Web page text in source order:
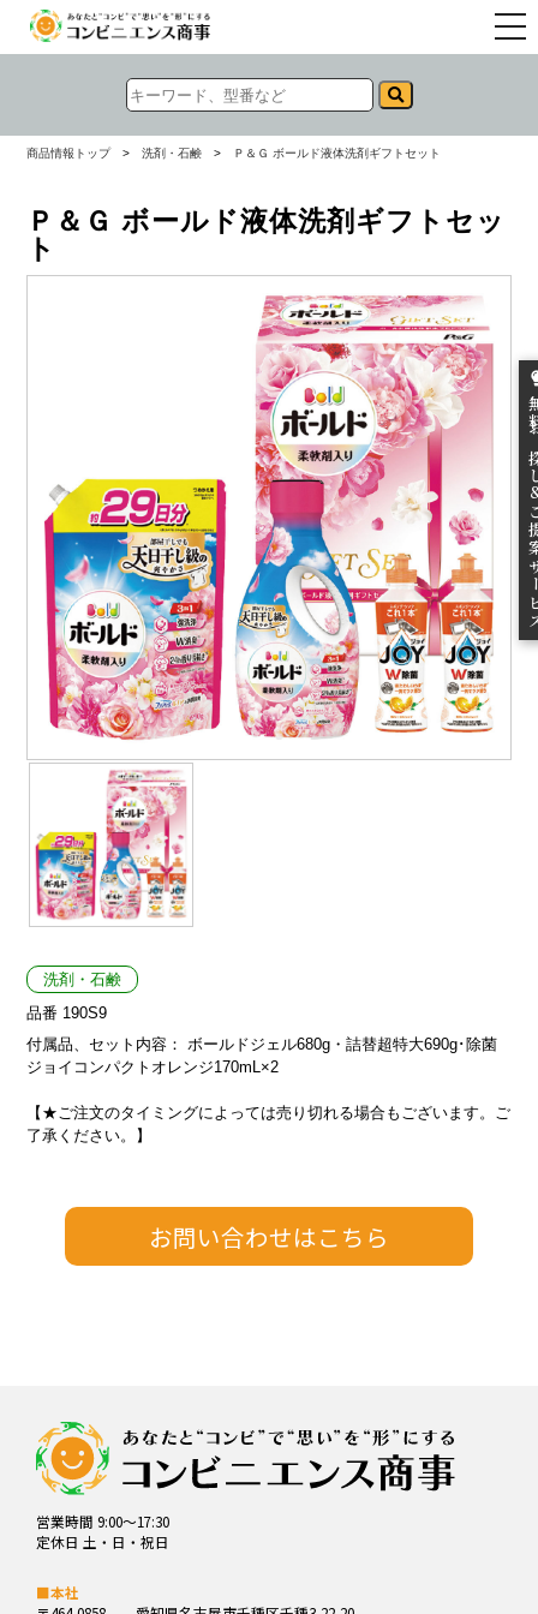
無
ご
商品情報トップ > 洗剤・石鹸 > Ｐ＆Ｇ ボールド液体洗剤ギフトセット
Ｐ＆Ｇ ボールド液体洗剤ギフトセッ
ト
洗剤・石鹸
品番 190S9
付属品、セット内容： ボールドジェル680g・詰替超特大690g･除菌
ジョイコンパクトオレンジ170mL×2
【★ご注文のタイミングによっては売り切れる場合もございます。ご
了承ください。】
営業時間 9:00～17:30
定休日 土・日・祝日
■本社